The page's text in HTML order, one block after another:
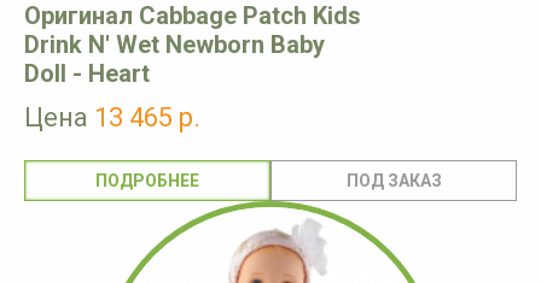
Оригинал Cabbage Patch Kids
Drink N' Wet Newborn Baby
Doll - Heart
Цена 13 465 р.
ПОДРОБНЕЕ